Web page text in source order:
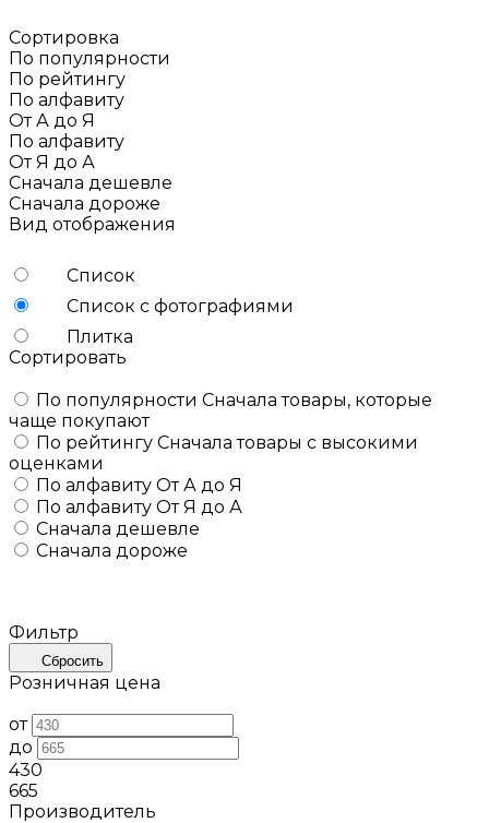
Сортировка
По популярности
По рейтингу
По алфавиту
От А до Я
По алфавиту
От Я до А
Сначала дешевле
Сначала дороже
Вид отображения
Список
Список с фотографиями
Плитка
Сортировать
По популярности Сначала товары, которые
чаще покупают
По рейтингу Сначала товары с высокими
оценками
По алфавиту От А до Я
По алфавиту От Я до А
Сначала дешевле
Сначала дороже
Фильтр
Сбросить
Розничная цена
от
до
430
665
Производитель